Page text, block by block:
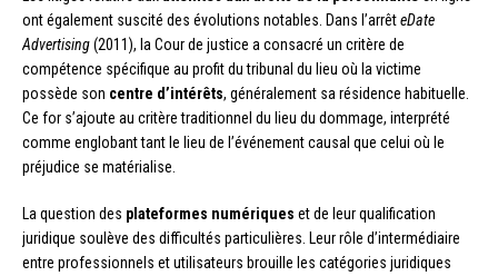
ont également suscité des évolutions notables. Dans l’arrêteDate
Advertising(2011), la Cour de justice a consacré un critère de
compétence spécifique au profit du tribunal du lieu où la victime
possède son centre d’intérêts, généralement sa résidence habituelle.
Ce for s’ajoute au critère traditionnel du lieu du dommage, interprété
comme englobant tant le lieu de l’événement causal que celui où le
préjudice se matérialise.
La question des plateformes numériques et de leur qualification
juridique soulève des difficultés particulières. Leur rôle d’intermédiaire
entre professionnels et utilisateurs brouille les catégories juridiques